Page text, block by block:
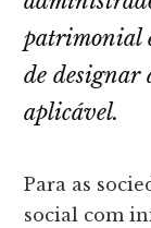
patrimonial
de designar
aplicável.
Para as
social com